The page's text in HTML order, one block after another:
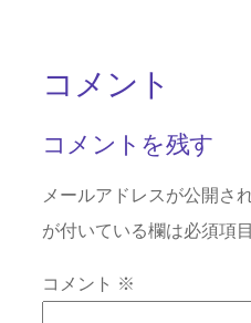
コメント
コメントを残す
メールアドレスが公開さ
が付いている欄は必須項
コメント ※